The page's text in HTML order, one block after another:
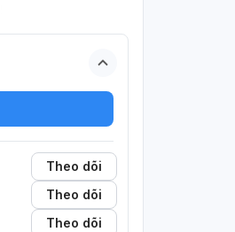
Theo dõi
Theo dõi
Theo dõi